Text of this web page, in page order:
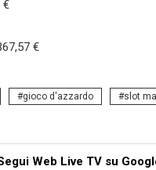
€
€
gioco d'azzardo slot
Web Live TV su